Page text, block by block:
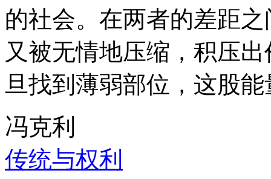
的社会。在两者的差距
又被无情地压缩，积压
旦找到薄弱部位，这股
冯克利
传统与权利